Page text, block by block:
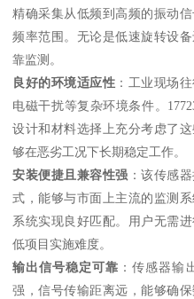
精确采集从低频到高频的振动
频率范围。无论是低速旋转设
靠监测。
良好的环境适应性 ：工业现场
电磁干扰等复杂环境条件。
设计和材料选择上充分考虑了
够在恶劣工况下长期稳定工作。
安装便捷且兼容性强 ：该传感
式，能够与市面上主流的监测
系统实现良好匹配。用户无需
低项目实施难度。
输出信号稳定可靠 ：传感器输
强，信号传输距离远，能够确